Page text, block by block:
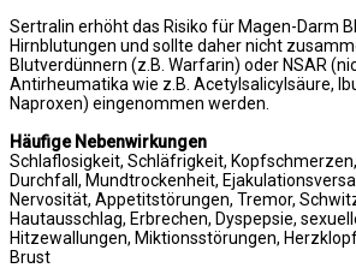
Sertralin erhöht das Risiko für Magen-Darm
Hirnblutungen und sollte daher nicht
Blutverdünnern (z.B. Warfarin) oder NSAR
Antirheumatika wie z.B. Acetylsalicylsäure,
Naproxen) eingenommen werden.
Häufige Nebenwirkungen
Schlaflosigkeit, Schläfrigkeit,
Durchfall, Mundtrockenheit,
Nervosität, Appetitstörungen, Tremor,
Hautausschlag, Erbrechen, Dyspepsie,
Hitzewallungen, Miktionsstörungen,
Brust